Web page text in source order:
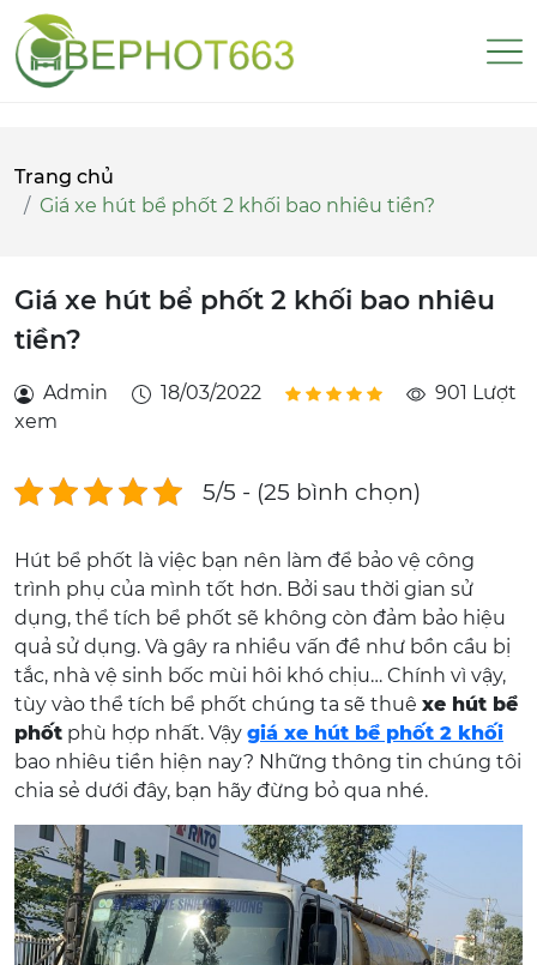
Trang chủ
Giá xe hút bể phốt 2 khối bao nhiêu tiền?
Giá xe hút bể phốt 2 khối bao nhiêu
tiền?
Admin 18/03/2022
901 Lượt
xem
5/5 - (25 bình chọn)
Hút bể phốt là việc bạn nên làm để bảo vệ công
trình phụ của mình tốt hơn. Bởi sau thời gian sử
dụng, thể tích bể phốt sẽ không còn đảm bảo hiệu
quả sử dụng. Và gây ra nhiều vấn đề như bồn cầu bị
tắc, nhà vệ sinh bốc mùi hôi khó chịu… Chính vì vậy,
tùy vào thể tích bể phốt chúng ta sẽ thuê xe hút bể
phốt phù hợp nhất. Vậy giá xe hút bể phốt 2 khối
bao nhiêu tiền hiện nay? Những thông tin chúng tôi
chia sẻ dưới đây, bạn hãy đừng bỏ qua nhé.